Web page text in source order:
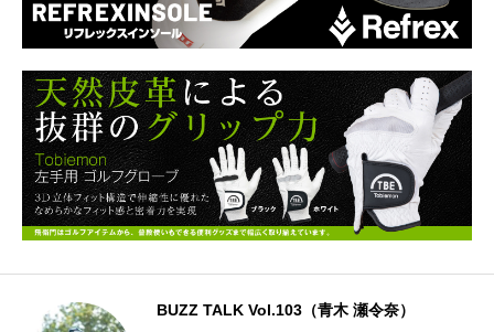
BUZZ TALK Vol.103（青木 瀬令奈）